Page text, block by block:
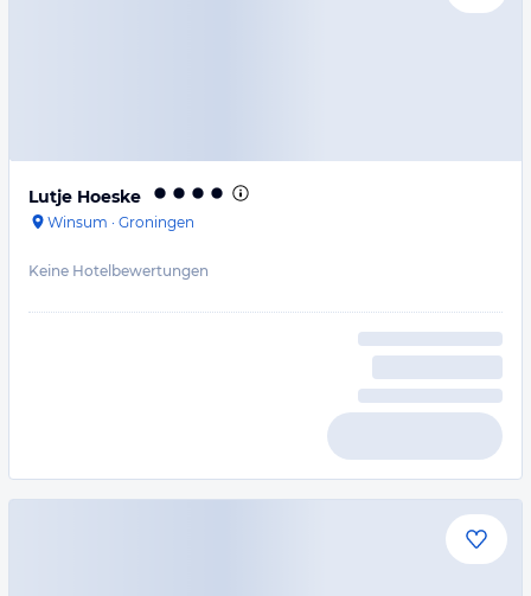
Lutje Hoeske
Winsum · Groningen
Keine Hotelbewertungen